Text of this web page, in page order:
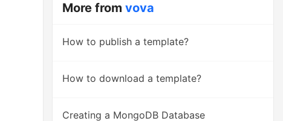
More fromvova
How to publish a template?
How to download a template?
Creating a MongoDB Database